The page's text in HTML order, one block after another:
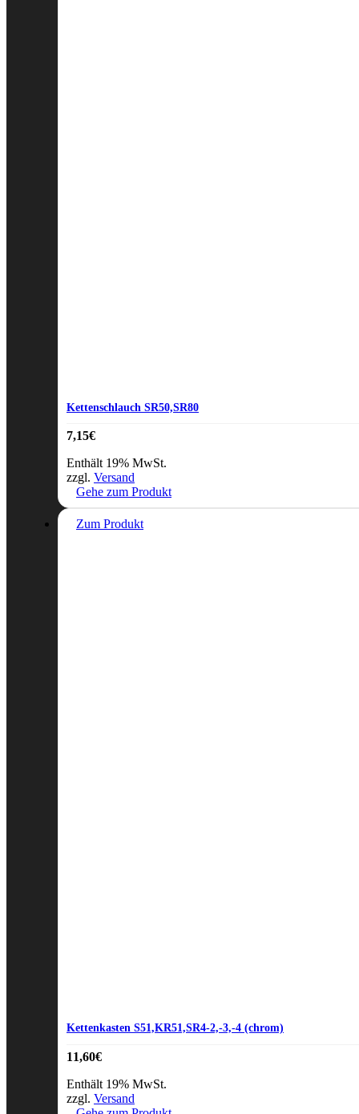
Kettenschlauch SR50,SR80
7,15€
Enthält 19% MwSt.
zzgl. Versand
Gehe zum Produkt
Zum Produkt
Kettenkasten S51,KR51,SR4-2,-3,-4 (chrom)
11,60€
Enthält 19% MwSt.
zzgl. Versand